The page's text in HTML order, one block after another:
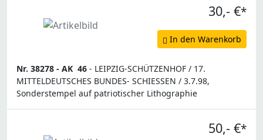
30,- €*
In den Warenkorb
Nr. 38278 - AK 46 - LEIPZIG-SCHÜTZENHOF / 17.
MITTELDEUTSCHES BUNDES- SCHIESSEN / 3.7.98,
Sonderstempel auf patriotischer Lithographie
50,- €*